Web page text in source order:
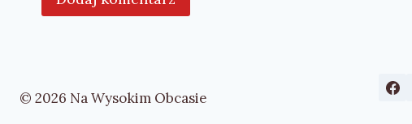
© 2026 Na Wysokim Obcasie